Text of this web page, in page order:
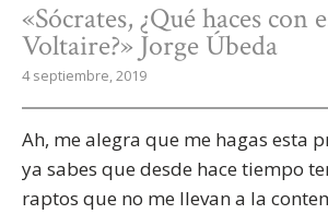
«Sócrates, ¿Qué haces con
Voltaire?» Jorge Úbeda
4 septiembre, 2019
Ah, me alegra que me hagas esta
ya sabes que desde hace tiempo
raptos que no me llevan a la